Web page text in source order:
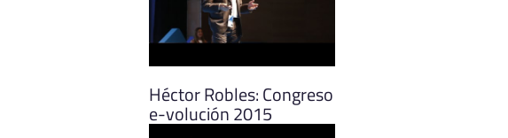
Héctor Robles: Congreso
e-volución 2015